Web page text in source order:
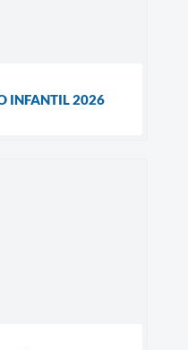
INFANTIL 2026